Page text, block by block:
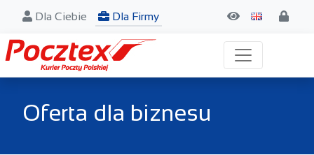
Dla Ciebie Dla Firmy
Oferta dla biznesu